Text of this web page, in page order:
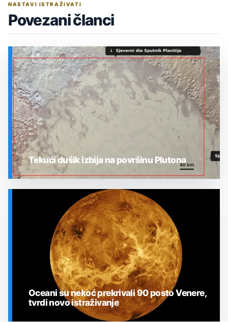
NASTAVI ISTRAŽIVATI
Povezani članci
Tekući dušik izbija na površinu Plutona
Oceani su nekoć prekrivali 90 posto Venere,
tvrdi novo istraživanje